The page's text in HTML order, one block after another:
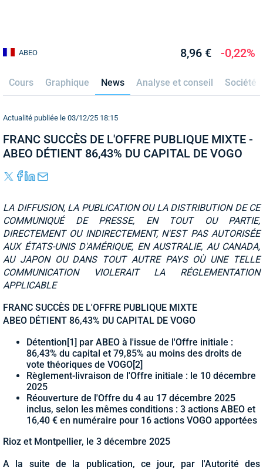
ABEO 8,96 € -0,22%
Cours Graphique News Analyse et conseil Société
Actualité publiée le 03/12/25 18:15
FRANC SUCCÈS DE L'OFFRE PUBLIQUE MIXTE -
ABEO DÉTIENT 86,43% DU CAPITAL DE VOGO
LA DIFFUSION, LA PUBLICATION OU LA DISTRIBUTION DE CE
COMMUNIQUÉ DE PRESSE, EN TOUT OU PARTIE,
DIRECTEMENT OU INDIRECTEMENT, N'EST PAS AUTORISÉE
AUX ÉTATS-UNIS D'AMÉRIQUE, EN AUSTRALIE, AU CANADA,
AU JAPON OU DANS TOUT AUTRE PAYS OÙ UNE TELLE
COMMUNICATION VIOLERAIT LA RÉGLEMENTATION
APPLICABLE
FRANC SUCCÈS DE L'OFFRE PUBLIQUE MIXTE
ABEO DÉTIENT 86,43% DU CAPITAL DE VOGO
Détention [1] par ABEO à l'issue de l'Offre initiale :
86,43% du capital et 79,85% au moins des droits de
vote théoriques de VOGO[2]
Règlement-livraison de l'Offre initiale : le 10 décembre
2025
Réouverture de l'Offre du 4 au 17 décembre 2025
inclus, selon les mêmes conditions : 3 actions ABEO et
16,40 € en numéraire pour 16 actions VOGO apportées
Rioz et Montpellier, le 3 décembre 2025
A la suite de la publication, ce jour, par l'Autorité des